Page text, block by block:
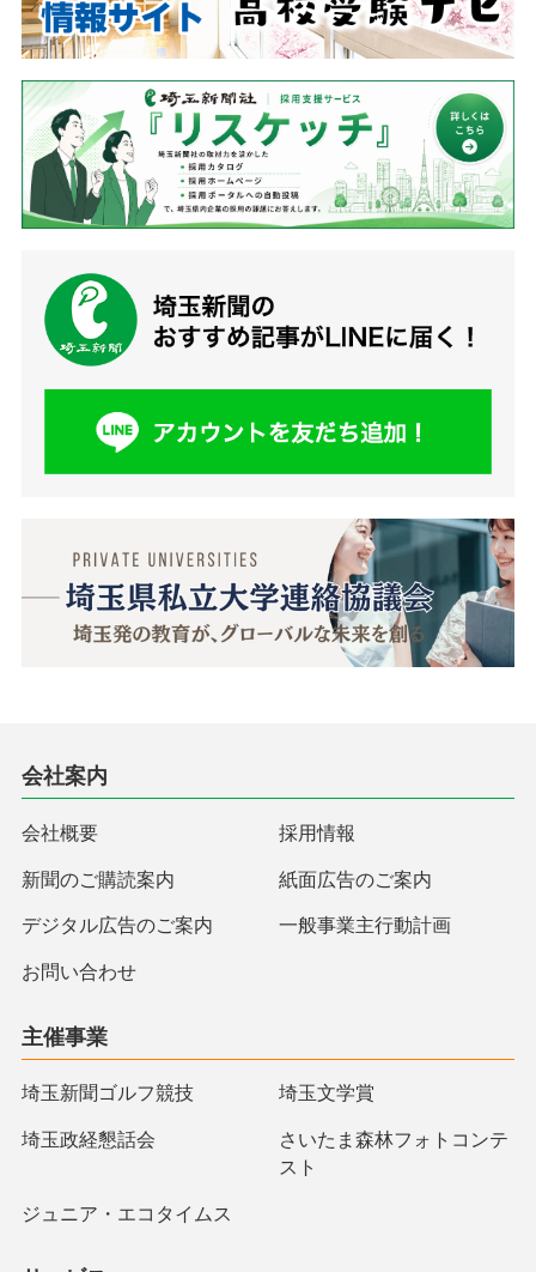
会社案内
会社概要 採用情報
新聞のご購読案内 紙面広告のご案内
デジタル広告のご案内 一般事業主行動計画
お問い合わせ
主催事業
埼玉新聞ゴルフ競技 埼玉文学賞
埼玉政経懇話会
さいたま森林フォトコンテ
スト
ジュニア・エコタイムス